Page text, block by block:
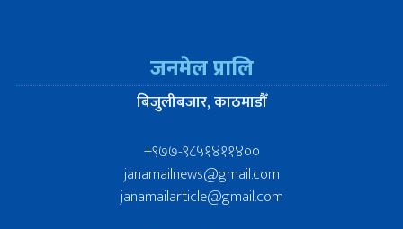
जनमेल प्रालि
बिजुलीबजार, काठमाडौँ
+९७७-९८५१४११४००
janamailnews@gmail.com
janamailarticle@gmail.com